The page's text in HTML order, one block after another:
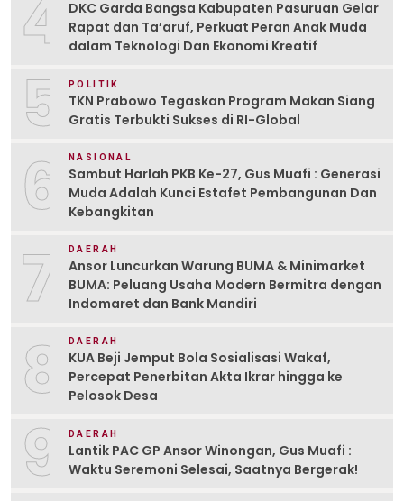
4
DKC Garda Bangsa Kabupaten Pasuruan Gelar
Rapat dan Ta’aruf, Perkuat Peran Anak Muda
dalam Teknologi Dan Ekonomi Kreatif
5 POLITIK
TKN Prabowo Tegaskan Program Makan Siang
Gratis Terbukti Sukses di RI-Global
6 NASIONAL
Sambut Harlah PKB Ke-27, Gus Muafi : Generasi
Muda Adalah Kunci Estafet Pembangunan Dan
Kebangkitan
7 DAERAH
Ansor Luncurkan Warung BUMA & Minimarket
BUMA: Peluang Usaha Modern Bermitra dengan
Indomaret dan Bank Mandiri
8 DAERAH
KUA Beji Jemput Bola Sosialisasi Wakaf,
Percepat Penerbitan Akta Ikrar hingga ke
Pelosok Desa
9 DAERAH
Lantik PAC GP Ansor Winongan, Gus Muafi :
Waktu Seremoni Selesai, Saatnya Bergerak!